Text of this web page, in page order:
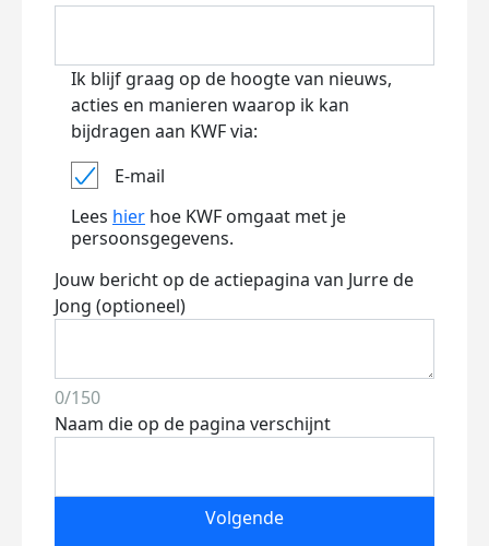
Ik blijf graag op de hoogte van nieuws,
acties en manieren waarop ik kan
bijdragen aan KWF via:
E-mail
Lees hier hoe KWF omgaat met je
persoonsgegevens.
Jouw bericht op de actiepagina van Jurre de
Jong (optioneel)
0/150
Naam die op de pagina verschijnt
Volgende